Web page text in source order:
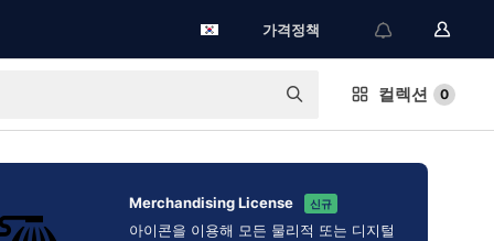
가격정책
컬렉션 0
Merchandising License 신규
아이콘을 이용해 모든 물리적 또는 디지털